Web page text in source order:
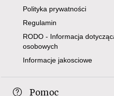
Polityka prywatności
Regulamin
RODO - Informacja
osobowych
Informacje jakosciowe
Pomoc